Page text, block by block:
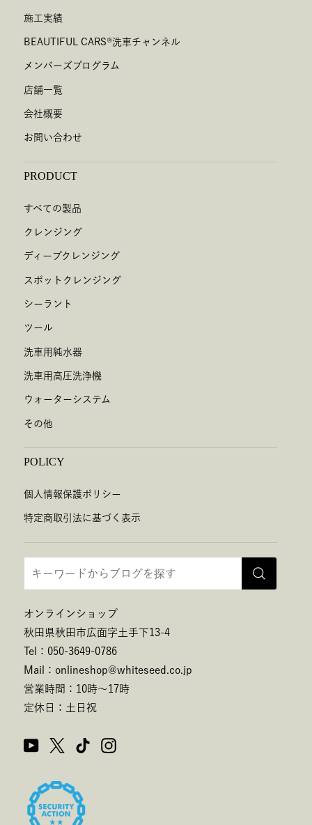
施工実績
BEAUTIFUL CARS®洗車チャンネル
メンバーズプログラム
店舗一覧
会社概要
お問い合わせ
PRODUCT
すべての製品
クレンジング
ディープクレンジング
スポットクレンジング
シーラント
ツール
洗車用純水器
洗車用高圧洗浄機
ウォーターシステム
その他
POLICY
個人情報保護ポリシー
特定商取引法に基づく表示
オンラインショップ
秋田県秋田市広面字土手下13-4
Tel：050-3649-0786
Mail：onlineshop@whiteseed.co.jp
営業時間：10時～17時
定休日：土日祝